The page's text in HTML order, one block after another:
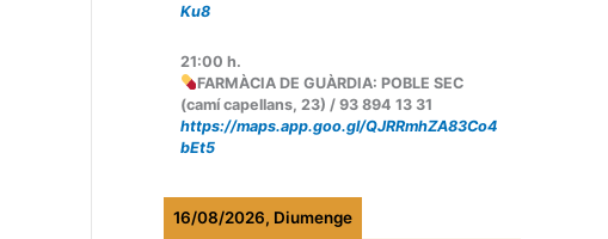
Ku8
21:00 h.
FARMÀCIA DE GUÀRDIA: POBLE SEC
(camí capellans, 23) / 93 894 13 31
https://maps.app.goo.gl/QJRRmhZA83Co4
bEt5
16/08/2026, Diumenge